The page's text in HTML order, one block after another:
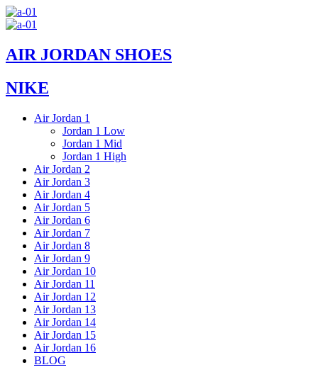
Skip
to
AIR JORDAN SHOES
NIKE
Air Jordan 1
Jordan 1 Low
Jordan 1 Mid
Jordan 1 High
Air Jordan 2
Air Jordan 3
Air Jordan 4
Air Jordan 5
Air Jordan 6
Air Jordan 7
Air Jordan 8
Air Jordan 9
Air Jordan 10
Air Jordan 11
Air Jordan 12
Air Jordan 13
Air Jordan 14
Air Jordan 15
Air Jordan 16
BLOG